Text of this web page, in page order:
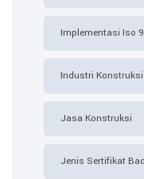
Implementasi Iso
Industri
Jasa Konstruksi
Jenis Sertifikat